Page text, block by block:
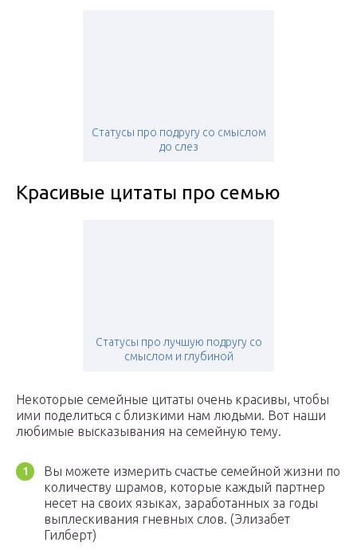
Статусы про подругу со смыслом
до слез
Красивые цитаты про семью
Статусы про лучшую подругу со
смыслом и глубиной
Некоторые семейные цитаты очень красивы, чтобы
ими поделиться с близкими нам людьми. Вот наши
любимые высказывания на семейную тему.
Вы можете измерить счастье семейной жизни по
количеству шрамов, которые каждый партнер
несет на своих языках, заработанных за годы
выплескивания гневных слов. (Элизабет
Гилберт)